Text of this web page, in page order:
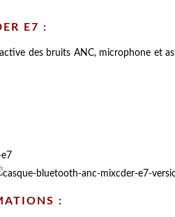
E7 :
des bruits ANC, microphone et
: